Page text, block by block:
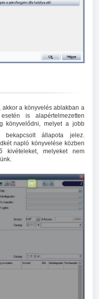
akkor a könyvelés ablakban a
is alapértelmezetten
könyvelődni, melyet a jobb
állapota jelez.
napló könyvelése közben
kivételeket, melyeket nem